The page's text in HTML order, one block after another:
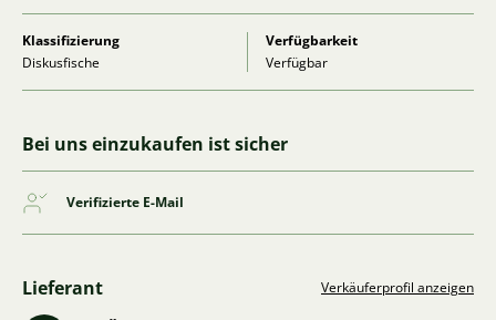
Klassifizierung
Diskusfische
Verfügbarkeit
Verfügbar
Bei uns einzukaufen ist sicher
Verifizierte E-Mail
Lieferant Verkäuferprofil anzeigen